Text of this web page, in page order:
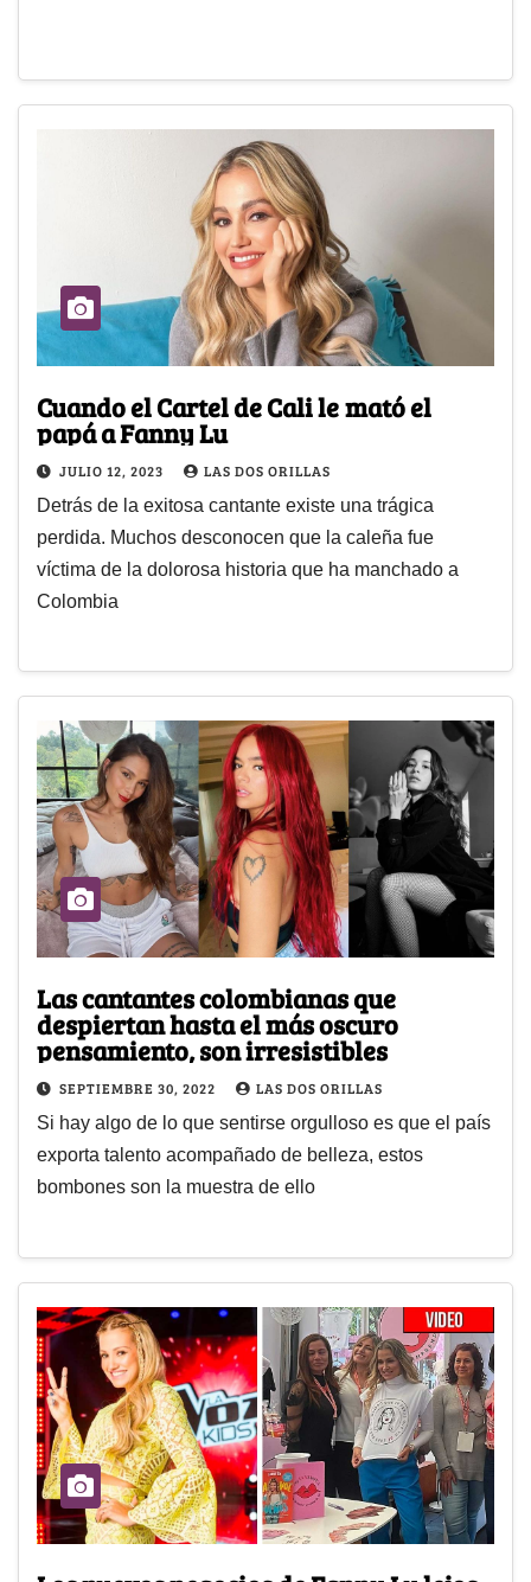
Cuando el Cartel de Cali le mató el
papá a Fanny Lu
JULIO 12, 2023 LAS DOS ORILLAS
Detrás de la exitosa cantante existe una trágica
perdida. Muchos desconocen que la caleña fue
víctima de la dolorosa historia que ha manchado a
Colombia
Las cantantes colombianas que
despiertan hasta el más oscuro
pensamiento, son irresistibles
SEPTIEMBRE 30, 2022 LAS DOS ORILLAS
Si hay algo de lo que sentirse orgulloso es que el país
exporta talento acompañado de belleza, estos
bombones son la muestra de ello